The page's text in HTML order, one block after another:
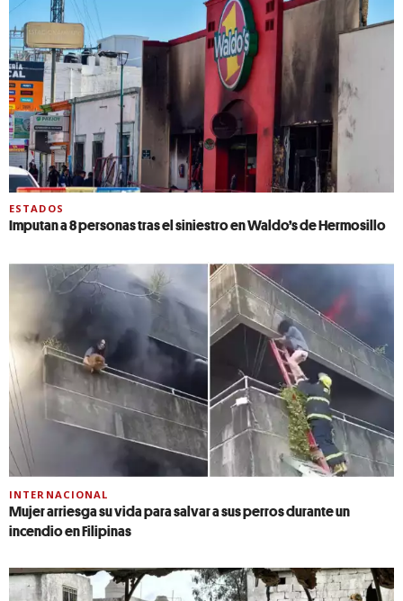
ESTADOS
Imputan a 8 personas tras el siniestro en Waldo’s de Hermosillo
INTERNACIONAL
Mujer arriesga su vida para salvar a sus perros durante un
incendio en Filipinas